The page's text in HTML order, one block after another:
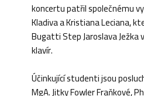
koncertu patřil společnému
Kladiva a Kristiana Leciana,
Bugatti Step Jaroslava Ježka
klavír.
Účinkující studenti jsou
MgA. Jitky Fowler Fraňkové,